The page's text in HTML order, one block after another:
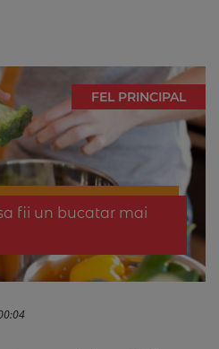
FEL PRINCIPAL
fii un bucatar mai